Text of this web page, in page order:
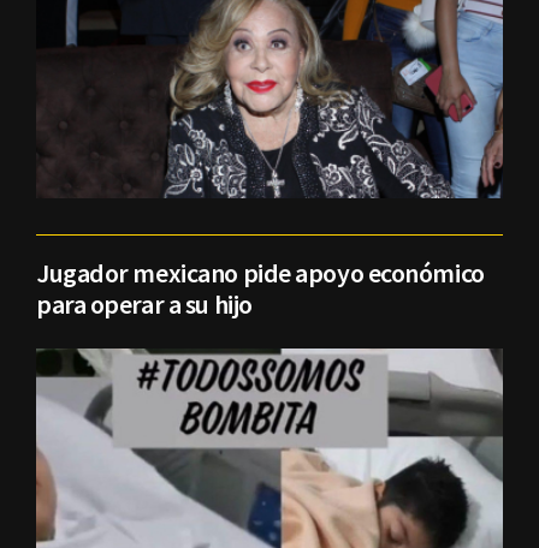
Jugador mexicano pide apoyo económico
para operar a su hijo